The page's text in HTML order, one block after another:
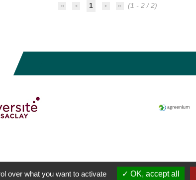
1 (1 - 2 / 2)
over what you want to activate OK, accept all